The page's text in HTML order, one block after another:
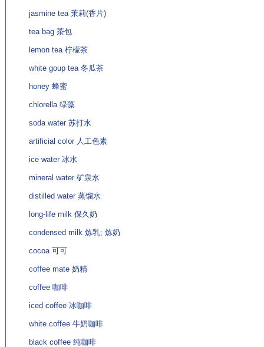
jasmine tea 茉莉(香片)
tea bag 茶包
lemon tea 柠檬茶
white goup tea 冬瓜茶
honey 蜂蜜
chlorella 绿藻
soda water 苏打水
artificial color 人工色素
ice water 冰水
mineral water 矿泉水
distilled water 蒸馏水
long-life milk 保久奶
condensed milk 炼乳; 炼奶
cocoa 可可
coffee mate 奶精
coffee 咖啡
iced coffee 冰咖啡
white coffee 牛奶咖啡
black coffee 纯咖啡